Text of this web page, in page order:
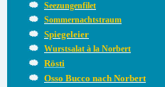
Seezungenfilet
Sommernachtstraum
Spiegeleier
Wurstsalat à la Norbert
Rösti
Osso Bucco nach Norbert